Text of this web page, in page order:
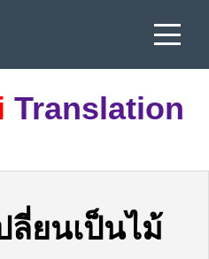
Translation
ลี่ยนเป็นไม้